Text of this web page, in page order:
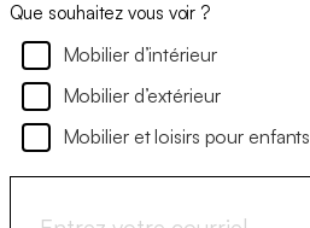
Que souhaitez vous voir ?
Mobilier d’intérieur
Mobilier d’extérieur
Mobilier et loisirs pour enfants